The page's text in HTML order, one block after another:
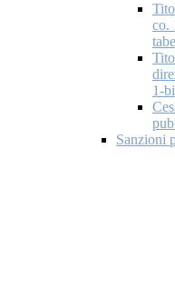
co.
1-
Sanzioni